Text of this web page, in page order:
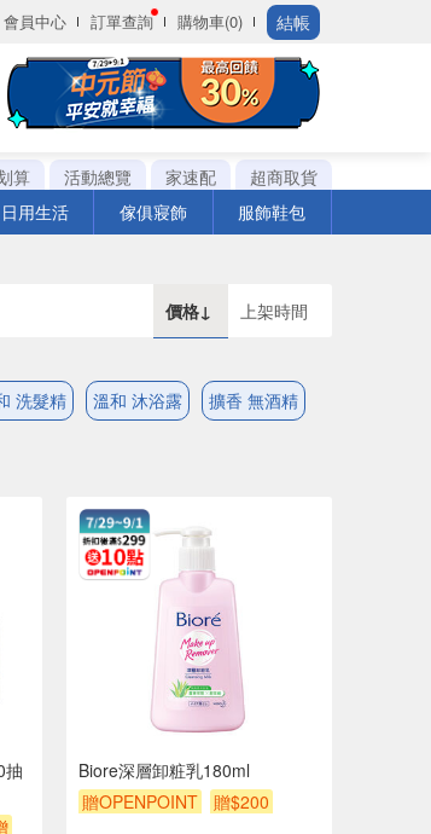
會員中心 訂單查詢 購物車(0) 結帳
算 活動總覽 家速配
超商取貨
日用生活 傢俱寢飾 服飾鞋包
價格↓ 上架時間
洗髮精 溫和 沐浴露 擴香 無酒精
抽
Biore深層卸粧乳180ml
贈OPENPOINT
贈$200